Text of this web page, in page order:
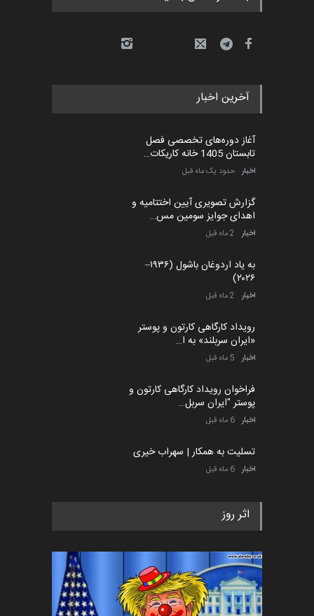
آخرین اخبار
آغاز دوره‌های تخصصی فصل
تابستان 1405 خانه کاریکات…
اخبار حدود یک ماه قبل
گزارش تصویری آیین اختتامیه و
اهدای جوایز سومین مس…
اخبار 2 ماه قبل
به یاد اردوغان باشول (۱۹۳۶–
۲۰۲۶)
اخبار 2 ماه قبل
رویداد کارگاهی کارتون و پوستر
«ایران سربلند» به ا…
اخبار 5 ماه قبل
فراخوان رویداد کارگاهی کارتون و
پوستر "ایران سربل…
اخبار 6 ماه قبل
تسلیت به همکار | سهراب خیری
اخبار 6 ماه قبل
اثر روز